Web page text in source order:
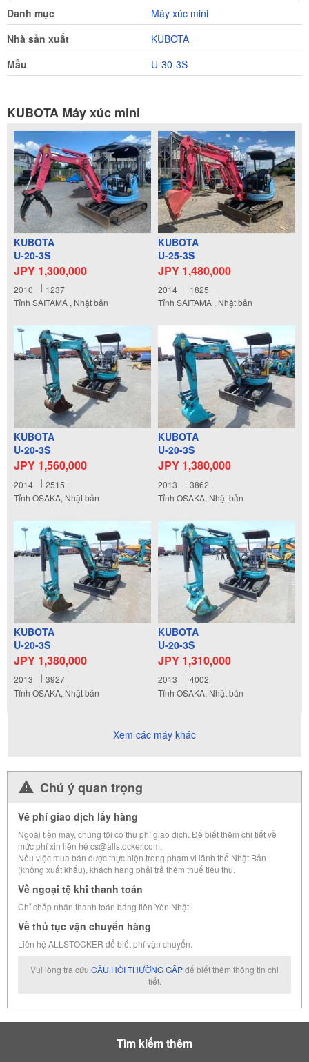
Danh mục
Máy xúc mini
Nhà sản xuất
KUBOTA
Mẫu
U-30-3S
KUBOTA Máy xúc mini
KUBOTA
U-20-3S
JPY 1,300,000
2010
1237
Tỉnh SAITAMA , Nhật bản
KUBOTA
U-25-3S
JPY 1,480,000
2014
1825
Tỉnh SAITAMA , Nhật bản
KUBOTA
U-20-3S
JPY 1,560,000
2014
2515
Tỉnh OSAKA, Nhật bản
KUBOTA
U-20-3S
JPY 1,380,000
2013
3862
Tỉnh OSAKA, Nhật bản
KUBOTA
U-20-3S
JPY 1,380,000
2013
3927
Tỉnh OSAKA, Nhật bản
KUBOTA
U-20-3S
JPY 1,310,000
2013
4002
Tỉnh OSAKA, Nhật bản
Xem các máy khác
Chú ý quan trọng
Về phí giao dịch lấy hàng
Ngoài tiền máy, chúng tôi có thu phí giao dịch. Để biết thêm chi tiết về
mức phí xin liên hệ cs@allstocker.com.
Nếu việc mua bán được thực hiện trong phạm vi lãnh thổ Nhật Bản
(không xuất khẩu), khách hàng phải trả thêm thuế tiêu thụ.
Về ngoại tệ khi thanh toán
Chỉ chấp nhận thanh toán bằng tiền Yên Nhật
Về thủ tục vận chuyển hàng
Liên hệ ALLSTOCKER để biết phí vận chuyển.
Vui lòng tra cứu CÂU HỎI THƯỜNG GẶPđể biết thêm thông tin chi
tiết.
Tìm kiếm thêm